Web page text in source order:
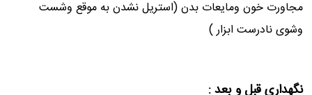
مجاورت خون ومایعات بدن (استریل نشدن به موقع وشست
وشوی نادرست ابزار )